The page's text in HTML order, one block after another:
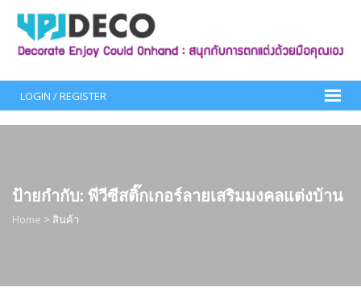
content
LOGIN / REGISTER
ป้ายกำกับ: พีวีซีสติ๊กเกอร์ลายเสริมมงคลแต่งบ้าน
Home > สินค้า